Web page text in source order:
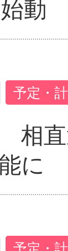
動
予定・
相
に